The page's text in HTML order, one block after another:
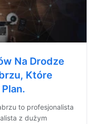
Na Drodze
Które
to profesjonalista
z dużym